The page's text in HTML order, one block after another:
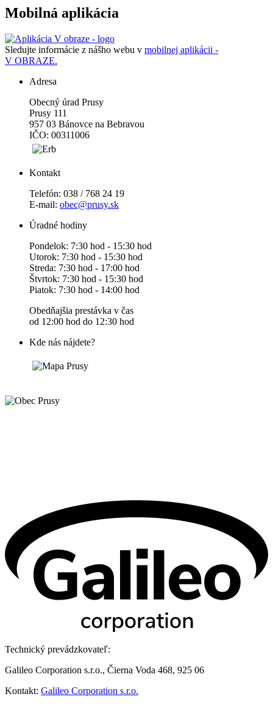
Mobilná aplikácia
Sledujte informácie z nášho webu v mobilnej aplikácii -
V OBRAZE.
Adresa
Obecný úrad Prusy
Prusy 111
957 03 Bánovce na Bebravou
IČO: 00311006
Kontakt
Telefón: 038 / 768 24 19
E-mail: obec@prusy.sk
Úradné hodiny
Pondelok: 7:30 hod - 15:30 hod
Utorok: 7:30 hod - 15:30 hod
Streda: 7:30 hod - 17:00 hod
Štvrtok: 7:30 hod - 15:30 hod
Piatok: 7:30 hod - 14:00 hod
Obedňajšia prestávka v čas
od 12:00 hod do 12:30 hod
Kde nás nájdete?
Technický prevádzkovateľ:
Galileo Corporation s.r.o., Čierna Voda 468, 925 06
Kontakt: Galileo Corporation s.r.o.